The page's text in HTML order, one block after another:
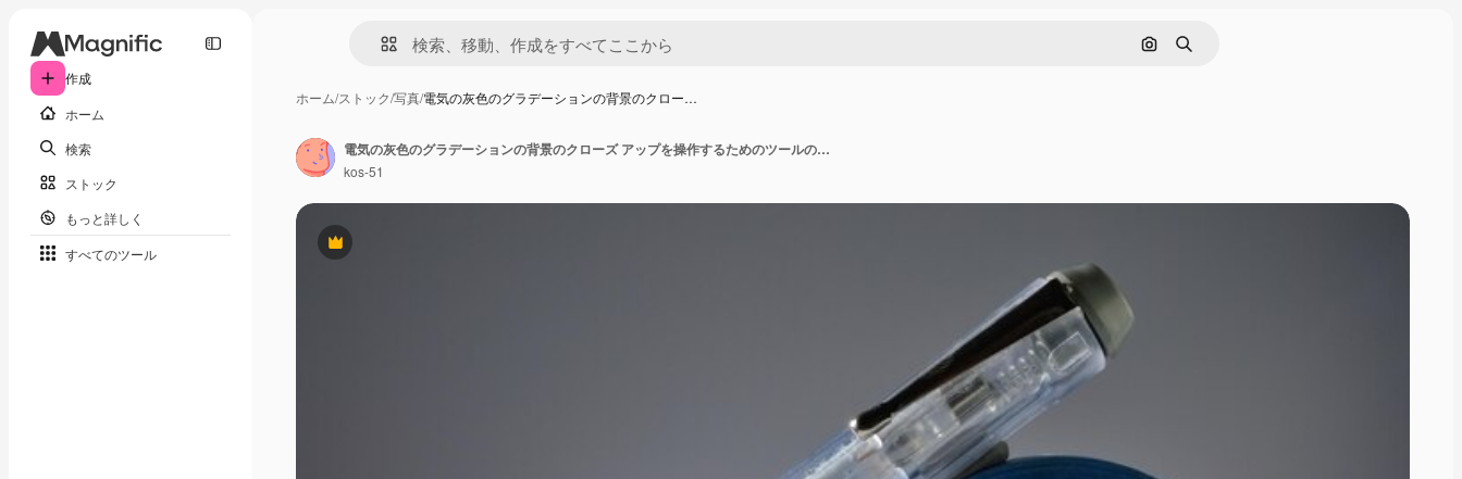
作成
ホーム
検索
ストック
もっと詳しく
すべてのツール
画像で検索
検索
ホーム/ストック/写真/電気の灰色のグラデーションの背景のクロー…
Premium
電気の灰色のグラデーションの背景のクローズ アップを操作するためのツールの構成
kos-51